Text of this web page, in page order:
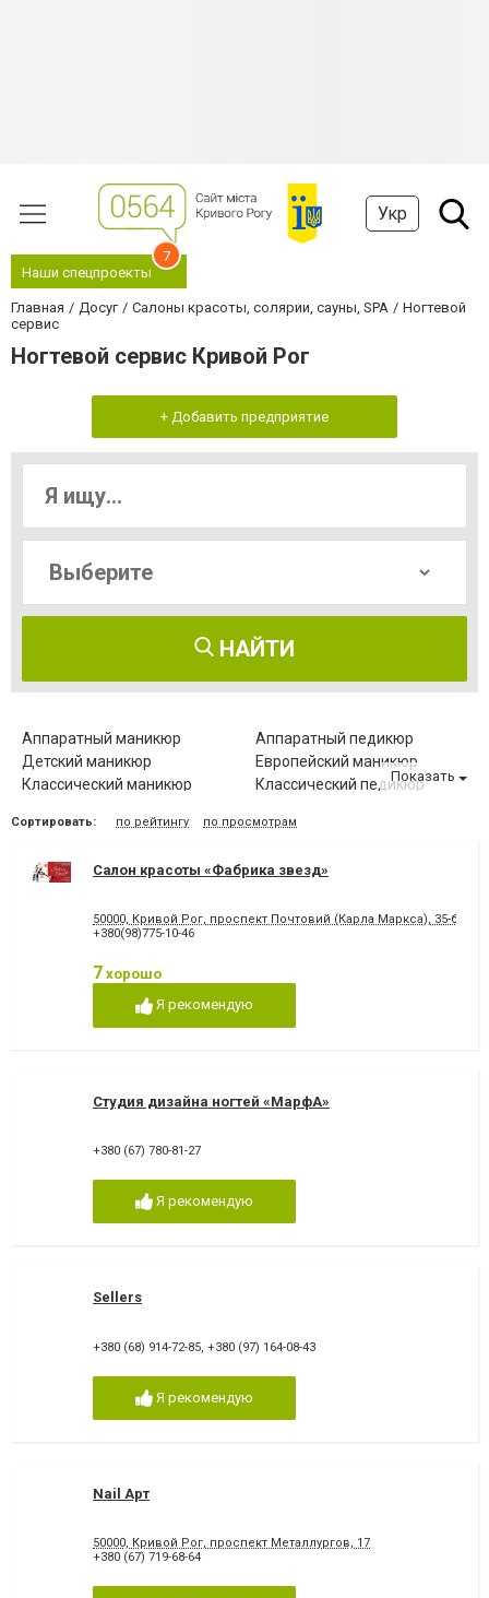
Укр
Наши спецпроекты
7
Главная Досуг Салоны красоты, солярии, сауны, SPA
Ногтевой
сервис
Ногтевой сервис Кривой Рог
+ Добавить предприятие
НАЙТИ
Аппаратный маникюр
Аппаратный педикюр
Детский маникюр
Европейский маникюр
Классический маникюр
Классический педикюр
ногтей
Мужской маникюр
Наращивание ногтей
Парафинотерапия рук
Покрытие гель-лаком
Роспись и дизайн ногтей
Показать
Сортировать: по рейтингу по просмотрам
Салон красоты «Фабрика звезд»
50000, Кривой Рог, проспект Почтовий (Карла Маркса), 35-б,
+380(98)775-10-46
7 хорошо
Я рекомендую
Студия дизайна ногтей «МарфА»
+380 (67) 780-81-27
Я рекомендую
Sellers
+380 (68) 914-72-85, +380 (97) 164-08-43
Я рекомендую
Nail Aрт
50000, Кривой Рог, проспект Металлургов, 17
+380 (67) 719-68-64